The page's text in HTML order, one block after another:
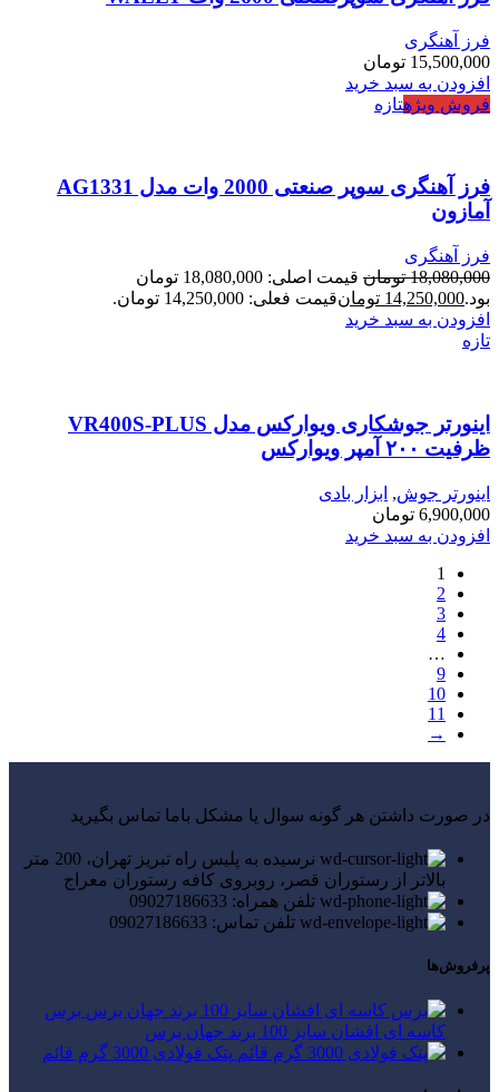
فرز آهنگری
15,500,000 تومان
افزودن به سبد خرید
فروش ویژهتازه
فرز آهنگری سوپر صنعتی 2000 وات مدل AG1331
آمازون
فرز آهنگری
18,080,000 تومان
قیمت اصلی: 18,080,000 تومان
بود.14,250,000 تومانقیمت فعلی: 14,250,000 تومان.
افزودن به سبد خرید
تازه
اینورتر جوشکاری ویوارکس مدل VR400S-PLUS
ظرفیت ۲۰۰ آمپر ویوارکس
اینورتر جوش, ابزار بادی
6,900,000 تومان
افزودن به سبد خرید
1
2
3
4
…
9
10
11
→
در صورت داشتن هر گونه سوال یا مشکل باما تماس بگیرید
نرسیده به پلیس راه تبریز تهران، 200 متر
بالاتر از رستوران قصر، روبروی کافه رستوران معراج
تلفن همراه: 09027186633
تلفن تماس: 09027186633
پرفروش‌ها
برس
کاسه ای افشان سایز 100 برند جهان برس
پتک فولادی 3000 گرم قائم